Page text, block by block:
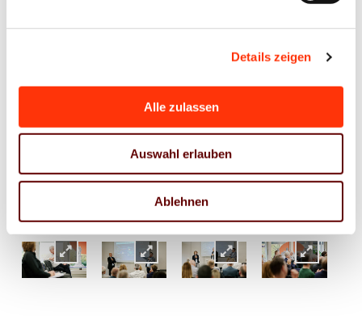
Details zeigen
Alle zulassen
Auswahl erlauben
Ablehnen
Fachpanels zu den Themen KI,
Personal und Nachhaltigkeit